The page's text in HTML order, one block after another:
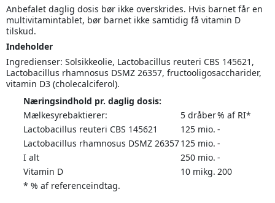
Anbefalet daglig dosis bør ikke overskrides. Hvis barnet får en
multivitamintablet, bør barnet ikke samtidig få vitamin D
tilskud.
Indeholder
Ingredienser: Solsikkeolie, Lactobacillus reuteri CBS 145621,
Lactobacillus rhamnosus DSMZ 26357, fructooligosaccharider,
vitamin D3 (cholecalciferol).
Næringsindhold pr. daglig dosis:
Mælkesyrebaktierer:
5 dråber% af RI*
Lactobacillus reuteri CBS 145621
125 mio. -
Lactobacillus rhamnosus DSMZ 26357125 mio. -
I alt
250 mio. -
Vitamin D
10 mikg. 200
* % af referenceindtag.